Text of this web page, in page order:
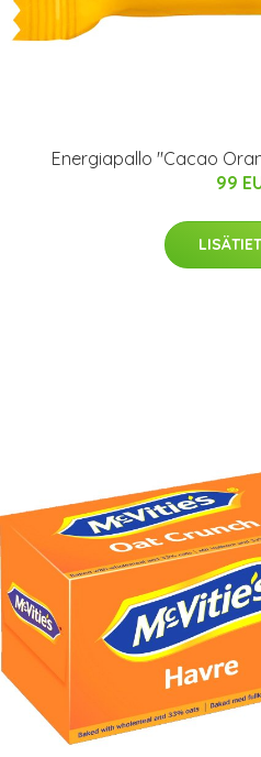
Energiapallo "Cacao
99